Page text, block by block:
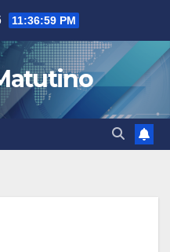
11:37:00 PM